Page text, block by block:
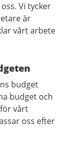
Vi tycker
är
vårt arbete
budget
budget och
vårt
oss efter